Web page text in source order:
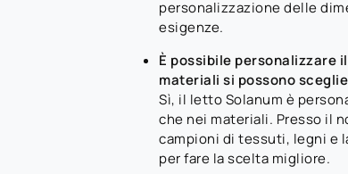
personalizzazione delle
esigenze.
È possibile personalizzare
materiali si possono
Sì, il letto Solanum è
che nei materiali. Presso il
campioni di tessuti, legni e
per fare la scelta migliore.